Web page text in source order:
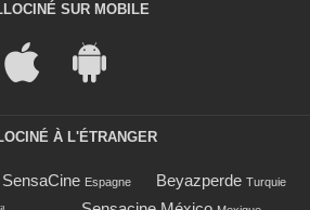
SUR MOBILE
À L'ÉTRANGER
SensaCine Espagne Beyazperde Turquie